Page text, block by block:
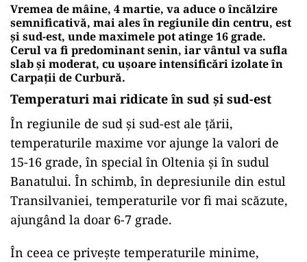
Vremea de mâine, 4 martie, va aduce o încălzire
semnificativă, mai ales în regiunile din centru, est
și sud-est, unde maximele pot atinge 16 grade.
Cerul va fi predominant senin, iar vântul va sufla
slab și moderat, cu ușoare intensificări izolate în
Carpații de Curbură.
Temperaturi mai ridicate în sud și sud-est
În regiunile de sud și sud-est ale țării,
temperaturile maxime vor ajunge la valori de
15-16 grade, în special în Oltenia și în sudul
Banatului. În schimb, în depresiunile din estul
Transilvaniei, temperaturile vor fi mai scăzute,
ajungând la doar 6-7 grade.
În ceea ce privește temperaturile minime,